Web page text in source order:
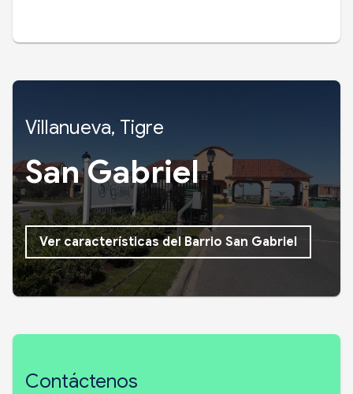
Villanueva, Tigre
San Gabriel
Ver características del Barrio San Gabriel
Contáctenos